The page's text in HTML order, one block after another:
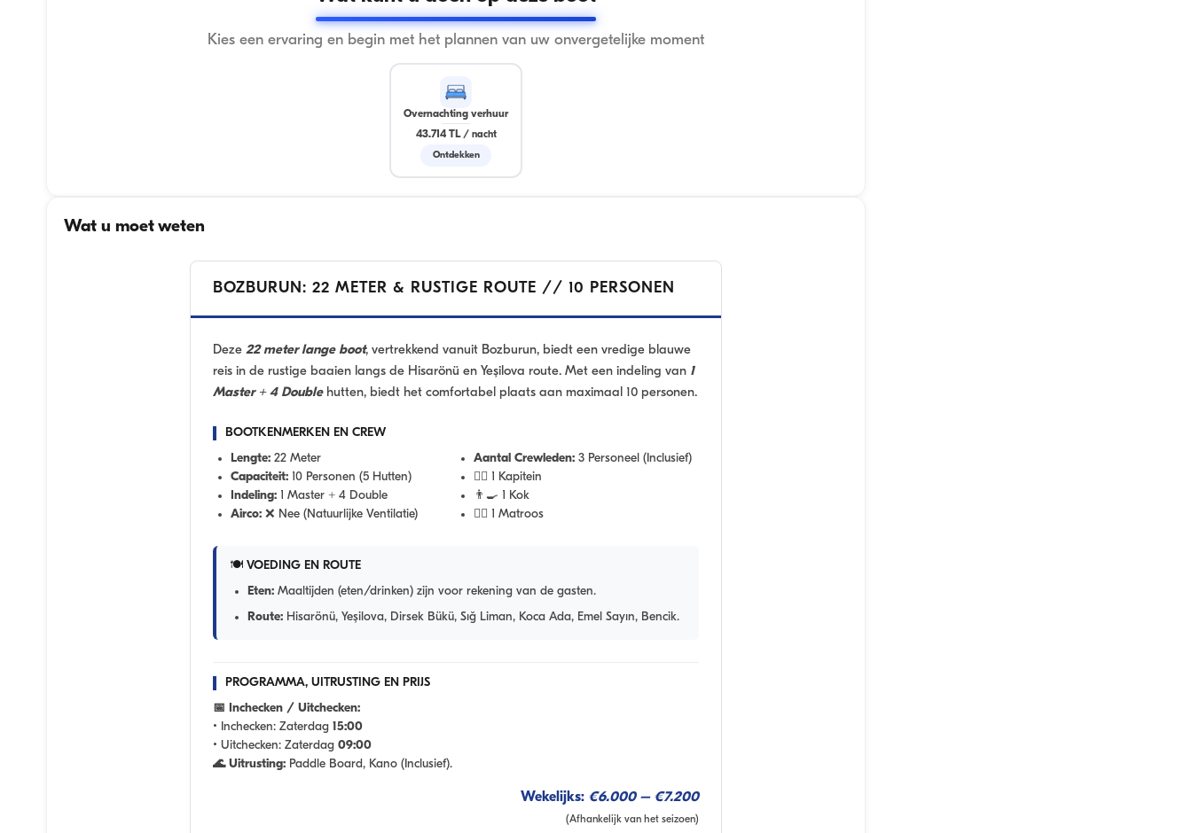
Kies een ervaring en begin met het plannen van uw onvergetelijke moment
Overnachting verhuur
43.714 TL/ nacht
Ontdekken
Wat u moet weten
BOZBURUN: 22 METER & RUSTIGE ROUTE // 10 PERSONEN
Deze 22 meter lange boot, vertrekkend vanuit Bozburun, biedt een vredige blauwe
reis in de rustige baaien langs de Hisarönü en Yeşilova route. Met een indeling van 1
Master + 4 Doublehutten, biedt het comfortabel plaats aan maximaal 10 personen.
BOOTKENMERKEN EN CREW
Lengte: 22 Meter
Capaciteit: 10 Personen (5 Hutten)
Indeling: 1 Master + 4 Double
Airco: ❌ Nee (Natuurlijke Ventilatie)
Aantal Crewleden: 3 Personeel (Inclusief)
👨‍✈️ 1 Kapitein
👨‍🍳 1 Kok
🧑‍✈️ 1 Matroos
🍽️ VOEDING EN ROUTE
Eten: Maaltijden (eten/drinken) zijn voor rekening van de gasten.
Route: Hisarönü, Yeşilova, Dirsek Bükü, Sığ Liman, Koca Ada, Emel Sayın, Bencik.
PROGRAMMA, UITRUSTING EN PRIJS
📅 Inchecken / Uitchecken:
• Inchecken: Zaterdag 15:00
• Uitchecken: Zaterdag 09:00
🌊 Uitrusting: Paddle Board, Kano (Inclusief).
Wekelijks: €6.000 – €7.200
(Afhankelijk van het seizoen)